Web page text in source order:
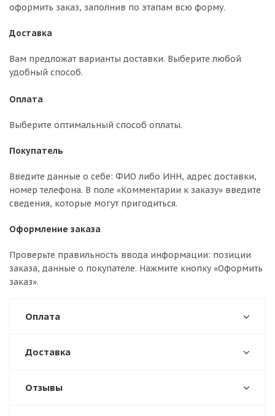
оформить заказ, заполнив по этапам всю форму.
Доставка
Вам предложат варианты доставки. Выберите любой
удобный способ.
Оплата
Выберите оптимальный способ оплаты.
Покупатель
Введите данные о себе: ФИО либо ИНН, адрес доставки,
номер телефона. В поле «Комментарии к заказу» введите
сведения, которые могут пригодиться.
Оформление заказа
Проверьте правильность ввода информации: позиции
заказа, данные о покупателе. Нажмите кнопку «Оформить
заказ».
Оплата
Доставка
Отзывы